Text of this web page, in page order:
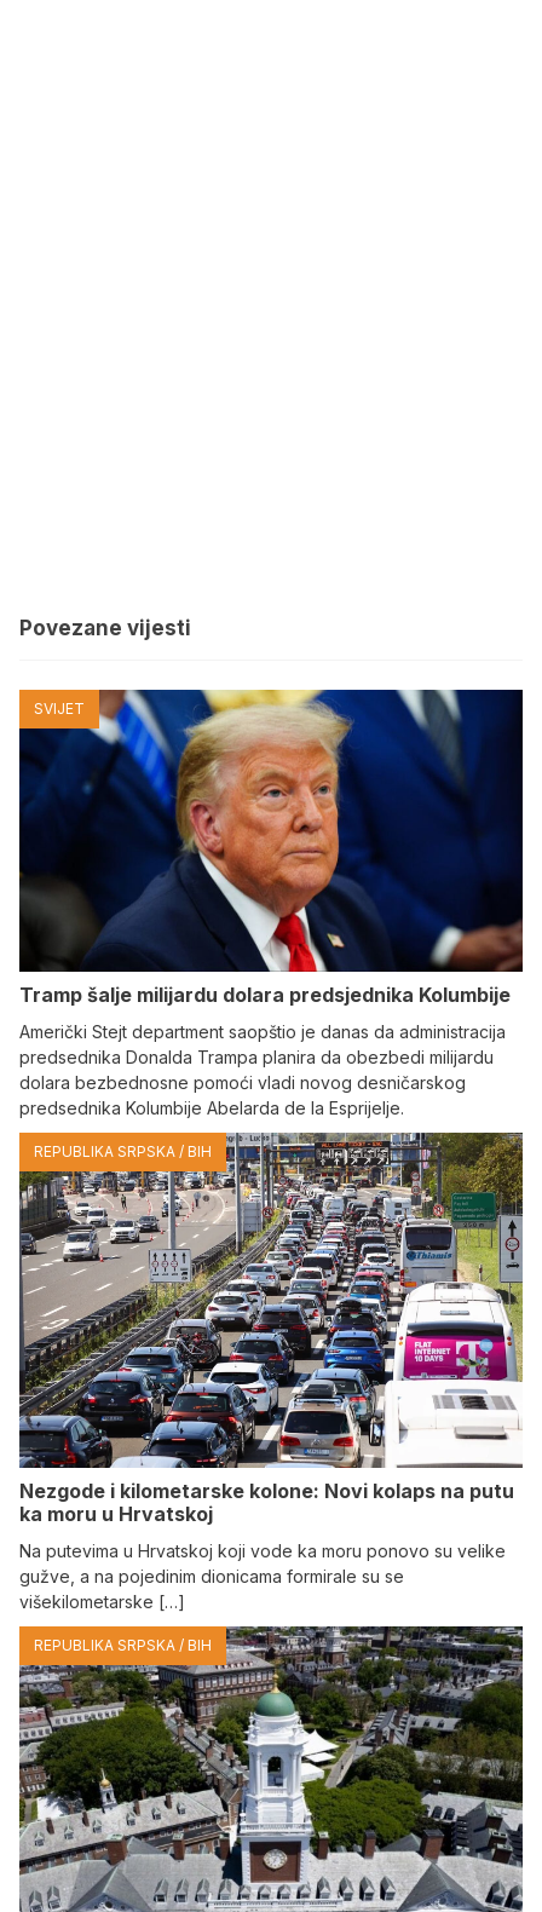
Povezane vijesti
SVIJET
Tramp šalje milijardu dolara predsjednika Kolumbije
Američki Stejt department saopštio je danas da administracija
predsednika Donalda Trampa planira da obezbedi milijardu
dolara bezbednosne pomoći vladi novog desničarskog
predsednika Kolumbije Abelarda de la Esprijelje.
REPUBLIKA SRPSKA / BIH
Nezgode i kilometarske kolone: Novi kolaps na putu
ka moru u Hrvatskoj
Na putevima u Hrvatskoj koji vode ka moru ponovo su velike
gužve, a na pojedinim dionicama formirale su se
višekilometarske […]
REPUBLIKA SRPSKA / BIH